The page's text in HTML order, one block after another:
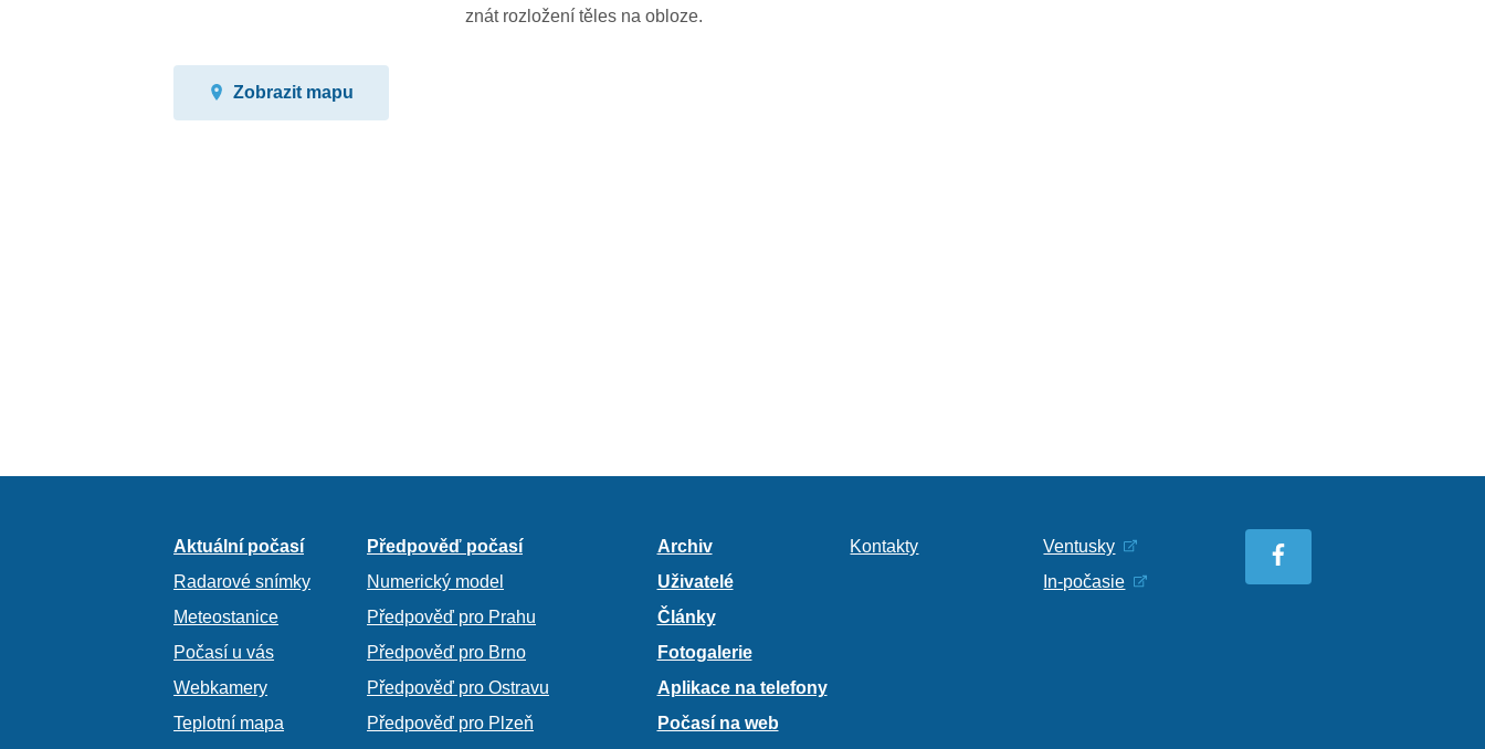
znát rozložení těles na obloze.
Zobrazit mapu
Aktuální počasí
Radarové snímky
Meteostanice
Počasí u vás
Webkamery
Teplotní mapa
Předpověď počasí
Numerický model
Předpověď pro Prahu
Předpověď pro Brno
Předpověď pro Ostravu
Předpověď pro Plzeň
Archiv
Uživatelé
Články
Fotogalerie
Aplikace na telefony
Počasí na web
Kontakty
Ventusky
In-počasie